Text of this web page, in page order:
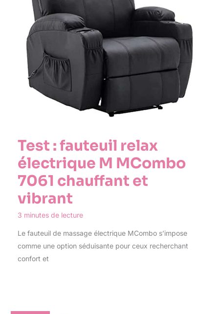
Test : fauteuil relax
électrique M MCombo
7061 chauffant et
vibrant
3 minutes de lecture
Le fauteuil de massage électrique MCombo s’impose
comme une option séduisante pour ceux recherchant
confort et